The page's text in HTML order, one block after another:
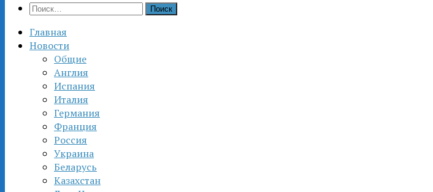
Найти:
Главная
Новости
Общие
Англия
Испания
Италия
Германия
Франция
Россия
Украина
Беларусь
Казахстан